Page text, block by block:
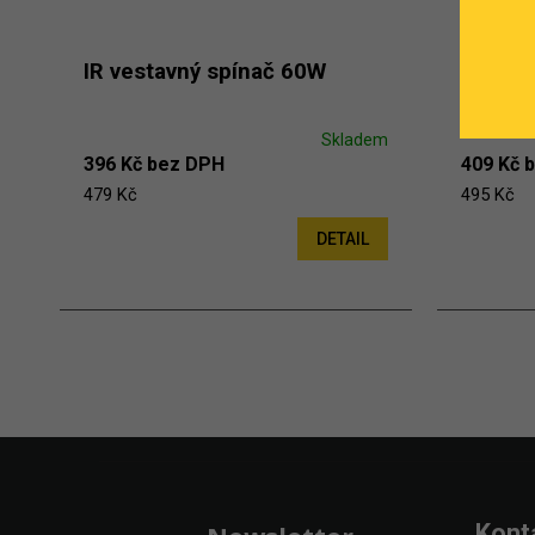
IR vestavný spínač 60W
Skladem
396 Kč bez DPH
479 Kč
DETAIL
409 Kč
495 Kč